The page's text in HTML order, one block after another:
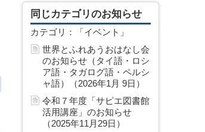
同じカテゴリのお知らせ
カテゴリ：「イベント」
世界とふれあうおはなし会
のお知らせ（タイ語・ロシ
ア語・タガログ語・ペルシ
ャ語）（2026年1月 9日）
令和７年度「サピエ図書館
活用講座」のお知らせ
（2025年11月29日）